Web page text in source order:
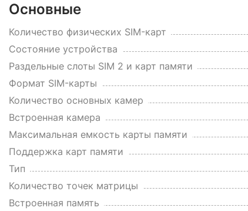
Основные
Количество физических SIM-карт
Состояние устройства
Раздельные слоты SIM 2 и карт памяти
Формат SIM-карты
Количество основных камер
Встроенная камера
Максимальная емкость карты памяти
Поддержка карт памяти
Тип
Количество точек матрицы
Встроенная память